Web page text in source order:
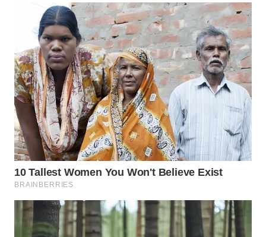
SELATAN
WN
TANJUNG
LESUNG
WN
KARO
WN
SIMALUNGUN
WN
WN